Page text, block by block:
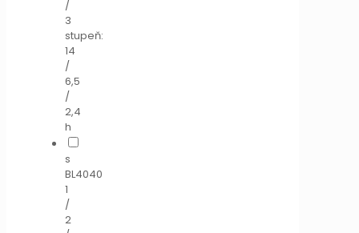
/
3
stupeň:
14
/
6,5
/
2,4
h
s
BL4040
1
/
2